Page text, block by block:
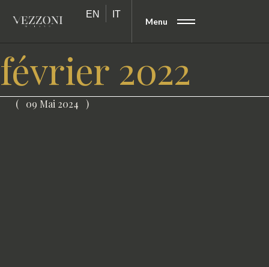
EN IT
Menu
février 2022
09 Mai 2024